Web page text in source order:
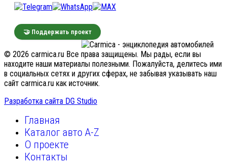
🤝 Поддержать проект
© 2026 carmica.ru Все права защищены. Мы рады, если вы
находите наши материалы полезными. Пожалуйста, делитесь ими
в социальных сетях и других сферах, не забывая указывать наш
сайт carmica.ru как источник.
Разработка сайта DG Studio
Главная
Каталог авто A-Z
О проекте
Контакты